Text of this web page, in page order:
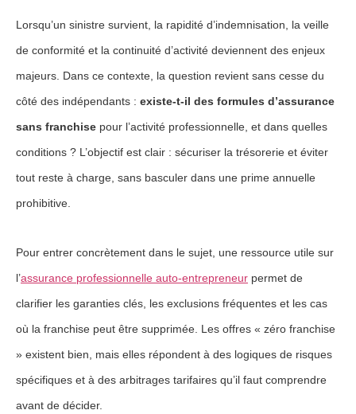
Lorsqu’un sinistre survient, la rapidité d’indemnisation, la veille
de conformité et la continuité d’activité deviennent des enjeux
majeurs. Dans ce contexte, la question revient sans cesse du
côté des indépendants : existe-t-il des formules d’assurance
sans franchise pour l’activité professionnelle, et dans quelles
conditions ? L’objectif est clair : sécuriser la trésorerie et éviter
tout reste à charge, sans basculer dans une prime annuelle
prohibitive.
Pour entrer concrètement dans le sujet, une ressource utile sur
l’assurance professionnelle auto-entrepreneur permet de
clarifier les garanties clés, les exclusions fréquentes et les cas
où la franchise peut être supprimée. Les offres « zéro franchise
» existent bien, mais elles répondent à des logiques de risques
spécifiques et à des arbitrages tarifaires qu’il faut comprendre
avant de décider.